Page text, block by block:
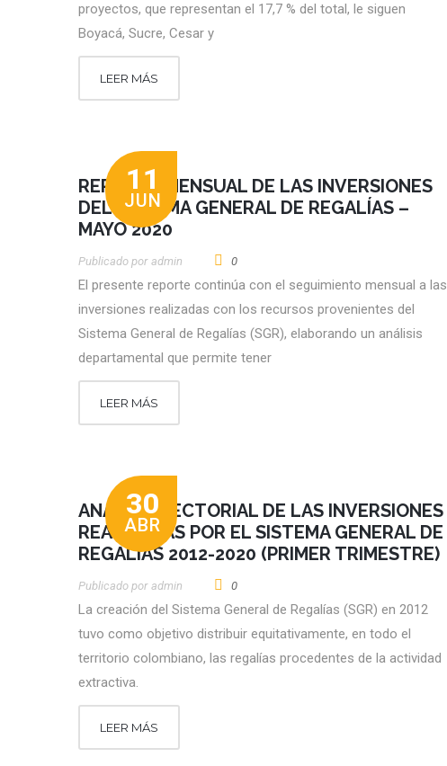
proyectos, que representan el 17,7 % del total, le siguen
Boyacá, Sucre, Cesar y
LEER MÁS
11
JUN
REPORTE MENSUAL DE LAS INVERSIONES
DEL SISTEMA GENERAL DE REGALÍAS –
MAYO 2020
Publicado por Admin 0
El presente reporte continúa con el seguimiento mensual a las
inversiones realizadas con los recursos provenientes del
Sistema General de Regalías (SGR), elaborando un análisis
departamental que permite tener
LEER MÁS
30
ABR
ANÁLISIS SECTORIAL DE LAS INVERSIONES
REALIZADAS POR EL SISTEMA GENERAL DE
REGALÍAS 2012-2020 (PRIMER TRIMESTRE)
Publicado por Admin 0
La creación del Sistema General de Regalías (SGR) en 2012
tuvo como objetivo distribuir equitativamente, en todo el
territorio colombiano, las regalías procedentes de la actividad
extractiva.
LEER MÁS